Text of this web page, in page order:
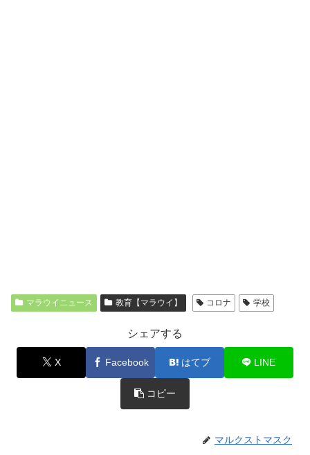
マラウイニュース 教育【マラウイ】 コロナ 学校
シェアする
X Facebook はてブ LINE
コピー
マルクストマスク